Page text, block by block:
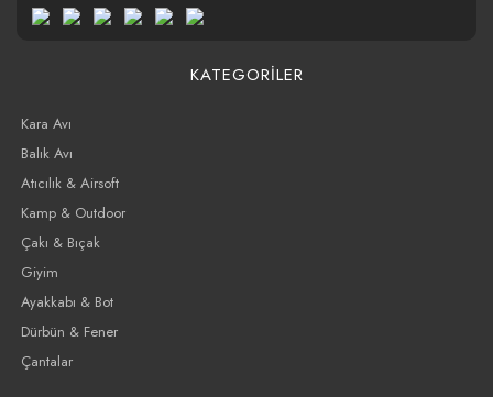
KATEGORİLER
Kara Avı
Balık Avı
Atıcılık & Airsoft
Kamp & Outdoor
Çakı & Bıçak
Giyim
Ayakkabı & Bot
Dürbün & Fener
Çantalar